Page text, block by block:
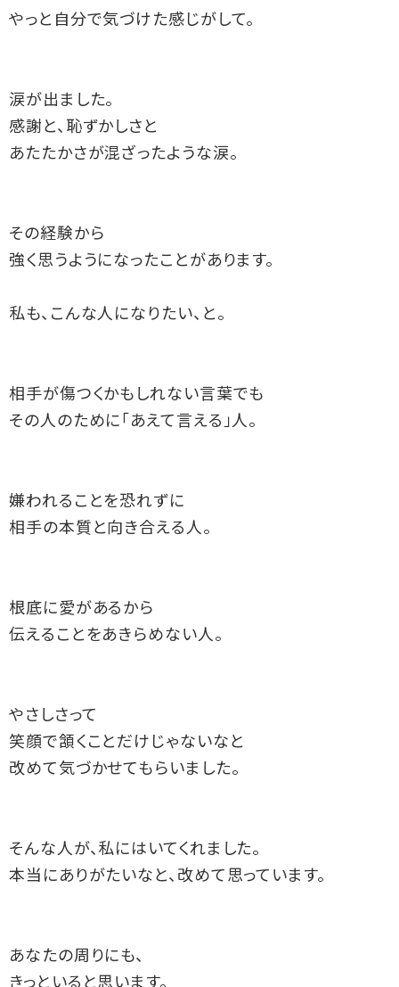
やっと自分で気づけた感じがして。
涙が出ました。
感謝と、恥ずかしさと
あたたかさが混ざったような涙。
その経験から
強く思うようになったことがあります。
私も、こんな人になりたい、と。
相手が傷つくかもしれない言葉でも
その人のために「あえて言える」人。
嫌われることを恐れずに
相手の本質と向き合える人。
根底に愛があるから
伝えることをあきらめない人。
やさしさって
笑顔で頷くことだけじゃないなと
改めて気づかせてもらいました。
そんな人が、私にはいてくれました。
本当にありがたいなと、改めて思っています。
あなたの周りにも、